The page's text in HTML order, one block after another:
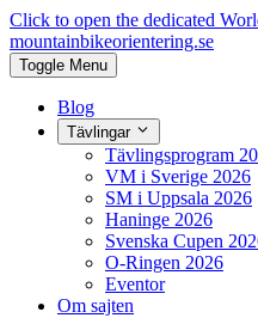
Click to open the dedicated
mountainbikeorientering.se
Toggle Menu
Blog
Tävlingar
Tävlingsprogram
VM i Sverige 2026
SM i Uppsala 2026
Haninge 2026
Svenska Cupen
O-Ringen 2026
Eventor
Om sajten